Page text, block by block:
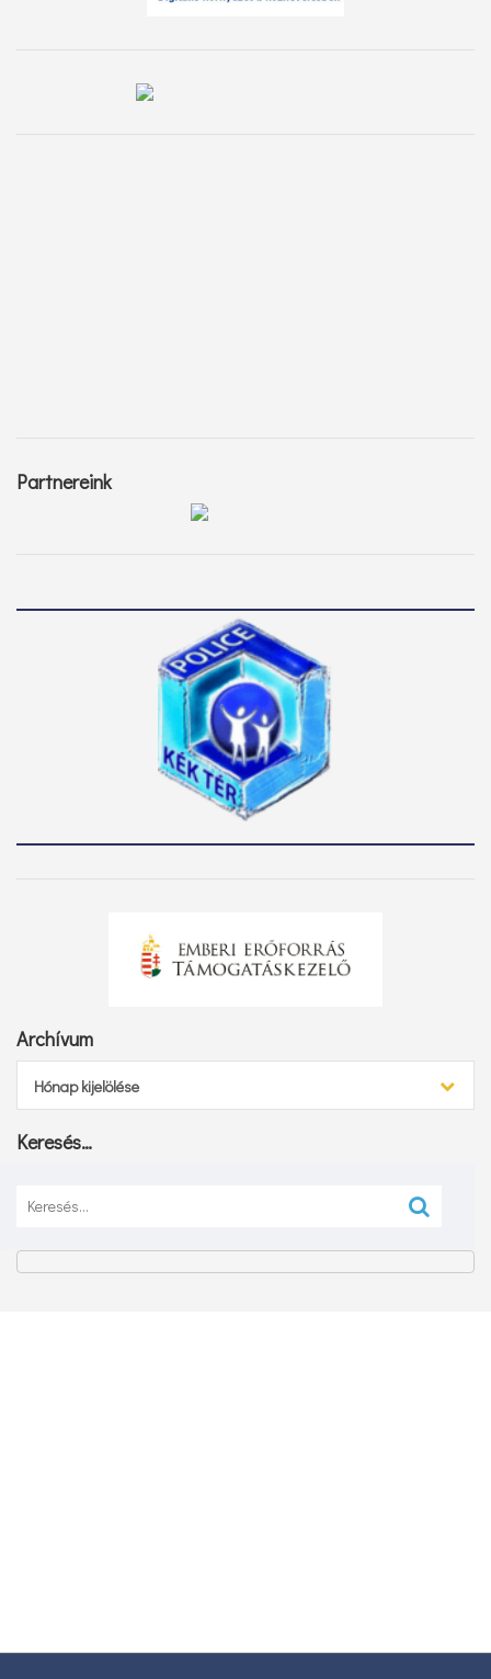
Partnereink
Archívum
Hónap kijelölése
Keresés…
Keresés: